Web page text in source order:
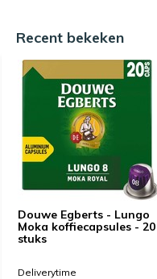
Recent bekeken
Douwe Egberts - Lungo
Moka koffiecapsules - 20
stuks
Deliverytime